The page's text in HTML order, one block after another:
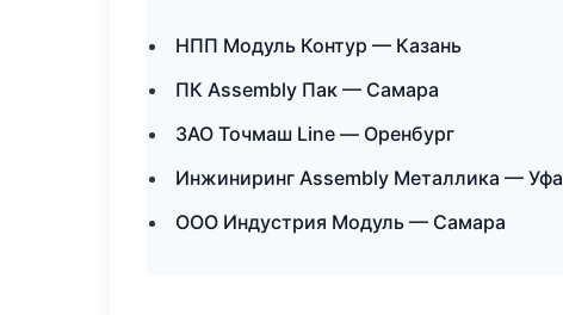
НПП Модуль Контур — Казань
ПК Assembly Пак — Самара
ЗАО Точмаш Line — Оренбург
Инжиниринг Assembly Металлика — Уфа
ООО Индустрия Модуль — Самара